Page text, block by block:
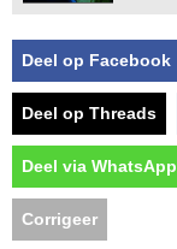
Deel op Facebook
Deel op Threads
Deel via WhatsApp
Corrigeer